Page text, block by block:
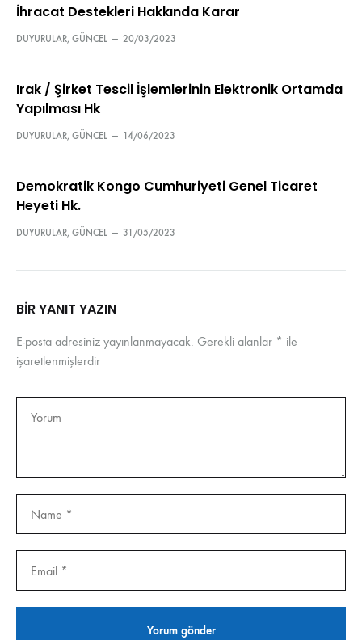
İhracat Destekleri Hakkında Karar
DUYURULAR, GÜNCEL — 20/03/2023
Irak / Şirket Tescil İşlemlerinin Elektronik Ortamda
Yapılması Hk
DUYURULAR, GÜNCEL — 14/06/2023
Demokratik Kongo Cumhuriyeti Genel Ticaret
Heyeti Hk.
DUYURULAR, GÜNCEL — 31/05/2023
BIR YANIT YAZIN
E-posta adresiniz yayınlanmayacak. Gerekli alanlar * ile
işaretlenmişlerdir